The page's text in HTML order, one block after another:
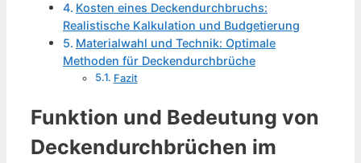
Kosten eines Deckendurchbruchs:
Realistische Kalkulation und Budgetierung
Materialwahl und Technik: Optimale
Methoden für Deckendurchbrüche
Fazit
Funktion und Bedeutung von
Deckendurchbrüchen im